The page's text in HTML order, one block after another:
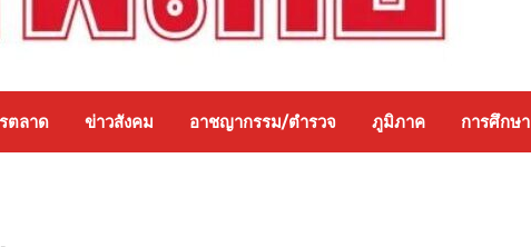
ตลาด ข่าวสังคม อาชญากรรม/ตำรวจ ภูมิภาค การศึกษา